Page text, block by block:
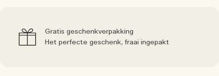
Gratis geschenkverpakking
Het perfecte geschenk, fraai ingepakt